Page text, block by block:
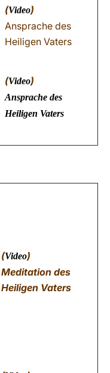
(Video)
Ansprache des
Heiligen Vaters
(Video)
Ansprache des
Heiligen Vaters
(Video)
Meditation des
Heiligen Vaters